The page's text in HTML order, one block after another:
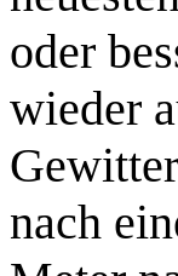
oder
wieder
nach